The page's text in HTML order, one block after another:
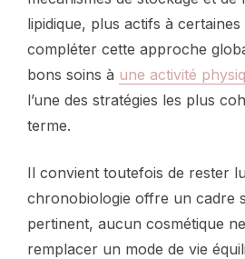
lipidique, plus actifs à
compléter cette approche
bons soins à une activité
l’une des stratégies les plus
terme.
Il convient toutefois de rester
chronobiologie offre un cadre
pertinent, aucun cosmétique
remplacer un mode de vie